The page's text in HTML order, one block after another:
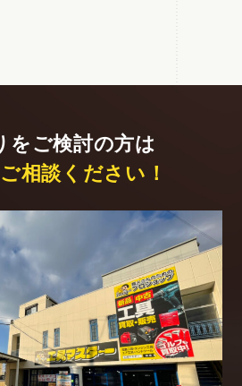
をご検討の方は
相談ください！